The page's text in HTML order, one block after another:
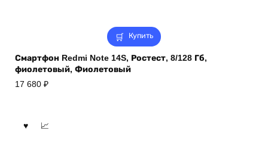
Купить
Смартфон Redmi Note 14S, Ростест, 8/128 Гб,
фиолетовый, Фиолетовый
17 680 ₽